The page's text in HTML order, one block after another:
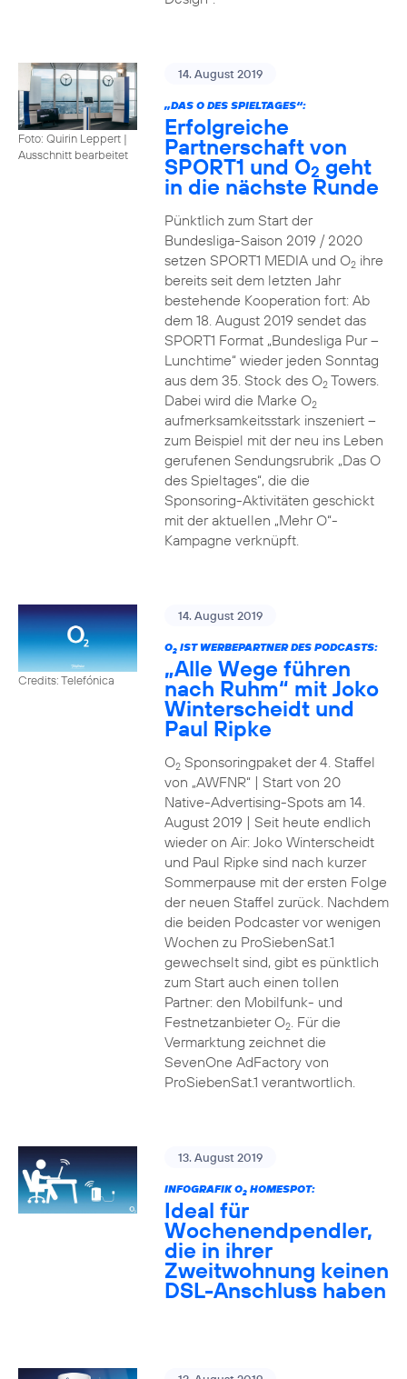
Foto: Quirin Leppert |
Ausschnitt bearbeitet
14. August 2019
„DAS O DES SPIELTAGES“:
Erfolgreiche
Partnerschaft von
SPORT1 und O2 geht
in die nächste Runde
Pünktlich zum Start der
Bundesliga-Saison 2019 / 2020
setzen SPORT1 MEDIA und O2ihre
bereits seit dem letzten Jahr
bestehende Kooperation fort: Ab
dem 18. August 2019 sendet das
SPORT1 Format „Bundesliga Pur –
Lunchtime“ wieder jeden Sonntag
aus dem 35. Stock des O2Towers.
Dabei wird die Marke O2
aufmerksamkeitsstark inszeniert –
zum Beispiel mit der neu ins Leben
gerufenen Sendungsrubrik „Das O
des Spieltages“, die die
Sponsoring-Aktivitäten geschickt
mit der aktuellen „Mehr O“-
Kampagne verknüpft.
Credits: Telefónica
14. August 2019
O2IST WERBEPARTNER DES PODCASTS:
„Alle Wege führen
nach Ruhm“ mit Joko
Winterscheidt und
Paul Ripke
O2Sponsoringpaket der 4. Staffel
von „AWFNR“ | Start von 20
Native-Advertising-Spots am 14.
August 2019 | Seit heute endlich
wieder on Air: Joko Winterscheidt
und Paul Ripke sind nach kurzer
Sommerpause mit der ersten Folge
der neuen Staffel zurück. Nachdem
die beiden Podcaster vor wenigen
Wochen zu ProSiebenSat.1
gewechselt sind, gibt es pünktlich
zum Start auch einen tollen
Partner: den Mobilfunk- und
Festnetzanbieter O2. Für die
Vermarktung zeichnet die
SevenOne AdFactory von
ProSiebenSat.1 verantwortlich.
13. August 2019
INFOGRAFIK O2HOMESPOT:
Ideal für
Wochenendpendler,
die in ihrer
Zweitwohnung keinen
DSL-Anschluss haben